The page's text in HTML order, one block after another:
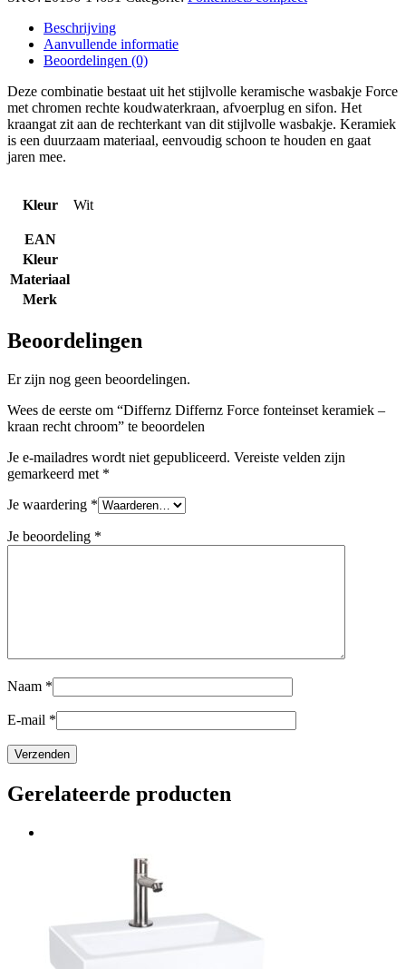
Beschrijving
Aanvullende informatie
Beoordelingen (0)
Deze combinatie bestaat uit het stijlvolle keramische wasbakje Force
met chromen rechte koudwaterkraan, afvoerplug en sifon. Het
kraangat zit aan de rechterkant van dit stijlvolle wasbakje. Keramiek
is een duurzaam materiaal, eenvoudig schoon te houden en gaat
jaren mee.
Kleur Wit
EAN
Kleur
Materiaal
Merk
Beoordelingen
Er zijn nog geen beoordelingen.
Wees de eerste om “Differnz Differnz Force fonteinset keramiek –
kraan recht chroom” te beoordelen
Je e-mailadres wordt niet gepubliceerd. Vereiste velden zijn
gemarkeerd met *
Je waardering *
Je beoordeling *
Naam *
E-mail *
Gerelateerde producten